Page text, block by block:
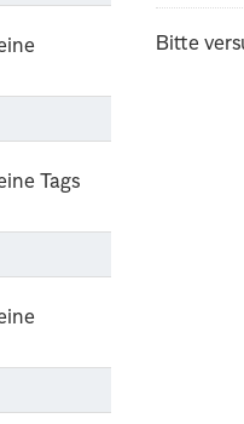
Tags
Bitte